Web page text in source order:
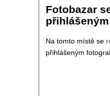
Fotobazar
přihlášeným
Na tomto místě se
přihlášeným